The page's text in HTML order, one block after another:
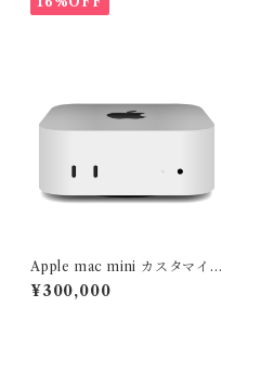
EC
Apple mac mini カスタマイ
ズ M4(10コアCPU/10コアG
PU) メモリ32GB SSD 1TB
¥300,000